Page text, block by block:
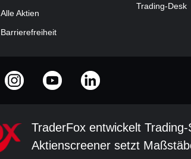
Alle Aktien
Barrierefreiheit
Trading-Desk
TraderFox entwickelt
Aktienscreener setzt